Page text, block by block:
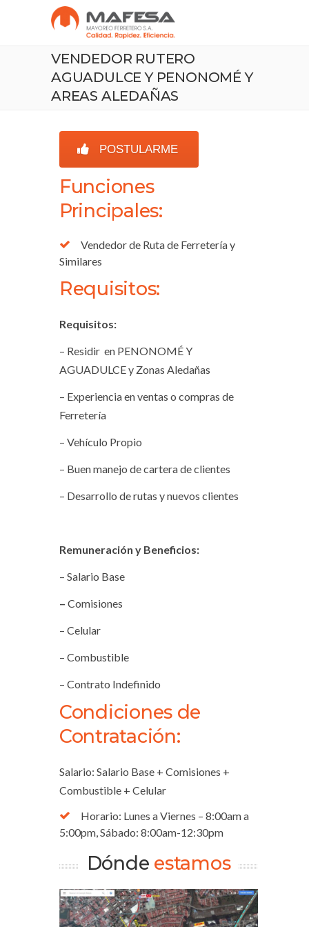
VENDEDOR RUTERO
AGUADULCE Y PENONOMÉ Y
AREAS ALEDAÑAS
POSTULARME
Funciones
Principales:
Vendedor de Ruta de Ferretería y
Similares
Requisitos:
Requisitos:
– Residir en PENONOMÉ Y
AGUADULCE y Zonas Aledañas
– Experiencia en ventas o compras de
Ferretería
– Vehículo Propio
– Buen manejo de cartera de clientes
– Desarrollo de rutas y nuevos clientes
Remuneración y Beneficios:
– Salario Base
– Comisiones
– Celular
– Combustible
– Contrato Indefinido
Condiciones de
Contratación:
Salario: Salario Base + Comisiones +
Combustible + Celular
Horario: Lunes a Viernes – 8:00am a
5:00pm, Sábado: 8:00am-12:30pm
Dónde estamos